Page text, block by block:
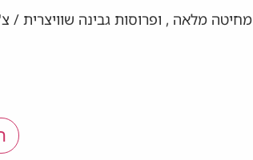
מלאה , ופרוסות גבינה שוויצרית /